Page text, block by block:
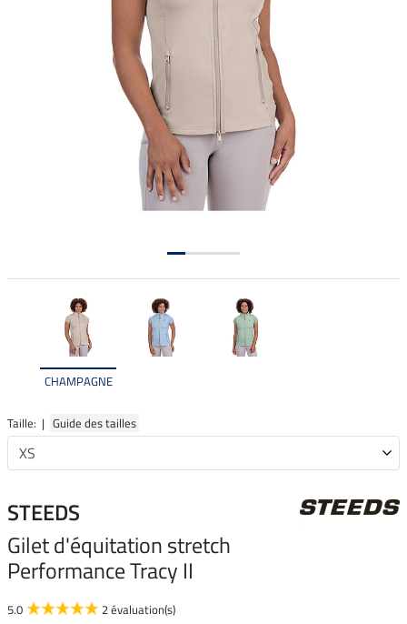
CHAMPAGNE
Taille: | Guide des tailles
STEEDS
Gilet d'équitation stretch
Performance Tracy II
5.0 2 évaluation(s)